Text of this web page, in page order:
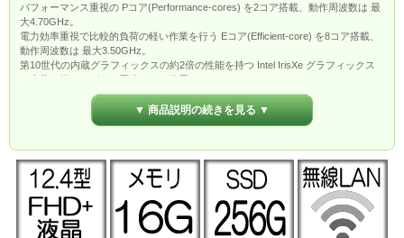
パフォーマンス重視の Pコア(Performance-cores) を2コア搭載、動作周波数は 最
大4.70GHz。
電力効率重視で比較的負荷の軽い作業を行う Eコア(Efficient-core) を8コア搭載、
動作周波数は 最大3.50GHz。
第10世代の内蔵グラフィックスの約2倍の性能を持つ Intel IrisXe グラフィックス
を内蔵、軽めのゲーム用途でもご使用いただけます。
■ 高解像度FHD+液晶 ■
12.4 型 (3:2) FHD＋ TFTカラー液晶 (1920×1280ドット) アンチグレア液晶搭載。
閲覧できます。
■ 高速ワイヤレスLAN搭載 ■
高速無線LAN規格「Wi-Fi 6E」に対応したワイヤレスLAN搭載なので、Wi-Fiでも
有線並みの高速なネット通信が可能です。
Bluetooth搭載で、ヘッドホンやマウスなどの様々な対応機器がワイヤレスで接続
できます。
▼ 商品説明の続きを見る ▼